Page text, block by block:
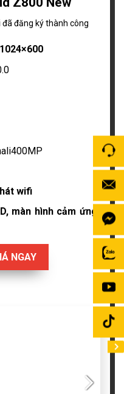
đã đăng ký thành công
NGAY
wifi
màn hình cảm ứng